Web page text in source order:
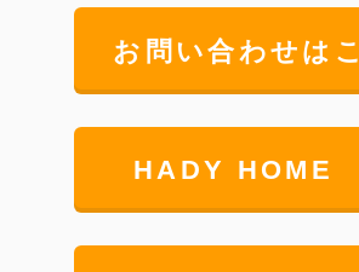
お問い合わせは
HADY HOME